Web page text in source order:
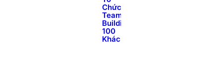
Chức
Team
Building
100
Khách